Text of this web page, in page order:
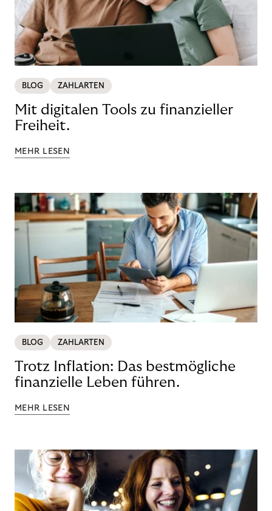
BLOG ZAHLARTEN
Mit digitalen Tools zu finanzieller
Freiheit.
MEHR LESEN
BLOG ZAHLARTEN
Trotz Inflation: Das bestmögliche
finanzielle Leben führen.
MEHR LESEN